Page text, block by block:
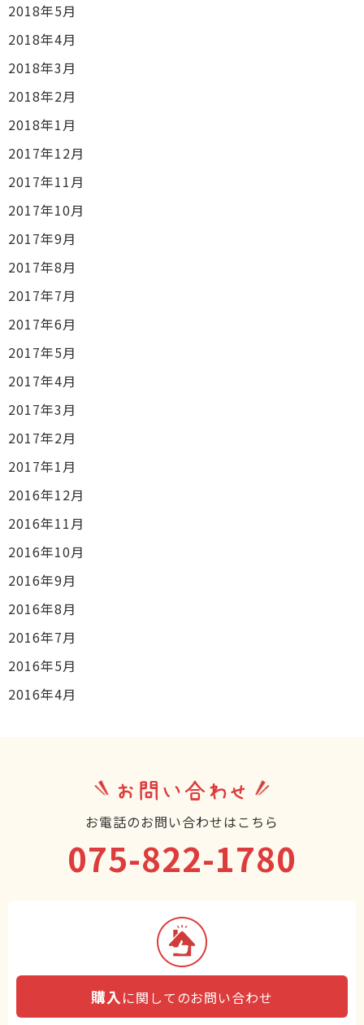
2018年5月
2018年4月
2018年3月
2018年2月
2018年1月
2017年12月
2017年11月
2017年10月
2017年9月
2017年8月
2017年7月
2017年6月
2017年5月
2017年4月
2017年3月
2017年2月
2017年1月
2016年12月
2016年11月
2016年10月
2016年9月
2016年8月
2016年7月
2016年5月
2016年4月
お問い合わせ
お電話のお問い合わせはこちら
075-822-1780
購入に関してのお問い合わせ